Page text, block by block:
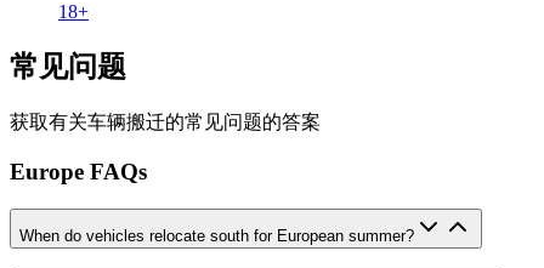
18+
常见问题
获取有关车辆搬迁的常见问题的答案
Europe FAQs
When do vehicles relocate south for European summer?